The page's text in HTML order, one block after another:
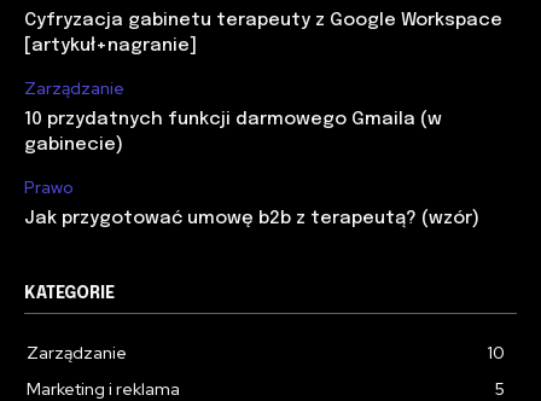
Cyfryzacja gabinetu terapeuty z Google Workspace
[artykuł+nagranie]
Zarządzanie
10 przydatnych funkcji darmowego Gmaila (w
gabinecie)
Prawo
Jak przygotować umowę b2b z terapeutą? (wzór)
KATEGORIE
Zarządzanie
10
Marketing i reklama
5